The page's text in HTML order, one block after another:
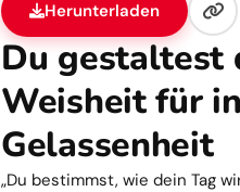
Herunterladen
Du gestaltest
Weisheit für
Gelassenheit
„Du bestimmst, wie dein Tag